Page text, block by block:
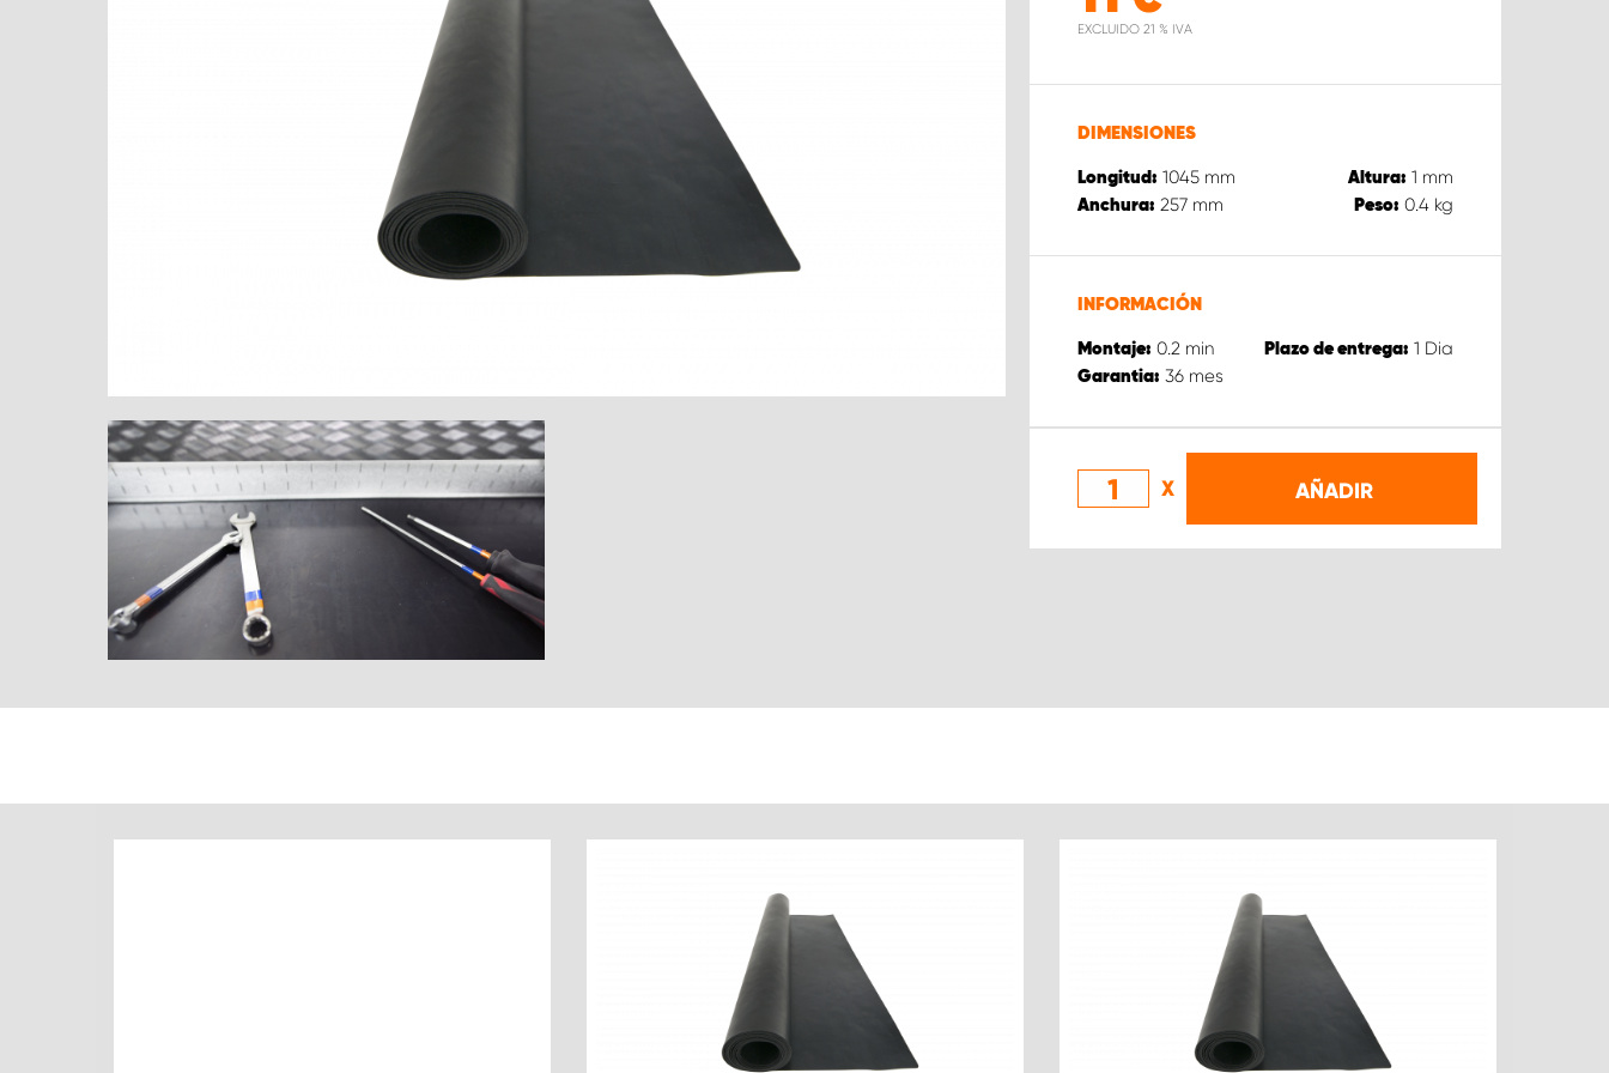
EXCLUIDO 21 % IVA
DIMENSIONES
Longitud: 1045 mm Altura: 1 mm
Anchura: 257 mm Peso: 0.4 kg
INFORMACIÓN
Montaje: 0.2 min Plazo de entrega: 1 Dia
Garantia: 36 mes
X AÑADIR